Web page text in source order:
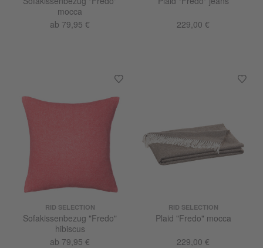
mocca
ab 79,95 €
229,00 €
RID SELECTION
Sofakissenbezug "Fredo"
hibiscus
ab 79,95 €
RID SELECTION
Plaid "Fredo" mocca
229,00 €